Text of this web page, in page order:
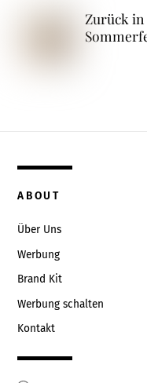
Zurück in
ABOUT
Über Uns
Werbung
Brand Kit
Werbung schalten
Kontakt